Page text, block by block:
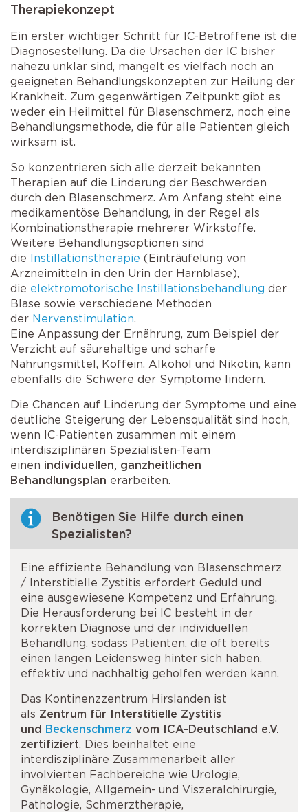
Therapiekonzept
Ein erster wichtiger Schritt für IC-Betroffene ist die
Diagnosestellung. Da die Ursachen der IC bisher
nahezu unklar sind, mangelt es vielfach noch an
geeigneten Behandlungskonzepten zur Heilung der
Krankheit. Zum gegenwärtigen Zeitpunkt gibt es
weder ein Heilmittel für Blasenschmerz, noch eine
Behandlungsmethode, die für alle Patienten gleich
wirksam ist.
So konzentrieren sich alle derzeit bekannten
Therapien auf die Linderung der Beschwerden
durch den Blasenschmerz. Am Anfang steht eine
medikamentöse Behandlung, in der Regel als
Kombinationstherapie mehrerer Wirkstoffe.
Weitere Behandlungsoptionen sind
die Instillationstherapie (Einträufelung von
Arzneimitteln in den Urin der Harnblase),
die elektromotorische Instillationsbehandlung der
Blase sowie verschiedene Methoden
der Nervenstimulation
Eine Anpassung der Ernährung, zum Beispiel der
Verzicht auf säurehaltige und scharfe
Nahrungsmittel, Koffein, Alkohol und Nikotin, kann
ebenfalls die Schwere der Symptome lindern.
Die Chancen auf Linderung der Symptome und eine
deutliche Steigerung der Lebensqualität sind hoch,
wenn IC-Patienten zusammen mit einem
interdisziplinären Spezialisten-Team
einen individuellen, ganzheitlichen
Behandlungsplan erarbeiten.
Benötigen Sie Hilfe durch einen
Spezialisten?
Eine effiziente Behandlung von Blasenschmerz
/ Interstitielle Zystitis erfordert Geduld und
eine ausgewiesene Kompetenz und Erfahrung.
Die Herausforderung bei IC besteht in der
korrekten Diagnose und der individuellen
Behandlung, sodass Patienten, die oft bereits
einen langen Leidensweg hinter sich haben,
effektiv und nachhaltig geholfen werden kann.
Das Kontinenzzentrum Hirslanden ist
als Zentrum für Interstitielle Zystitis
und Beckenschmerz vom ICA-Deutschland e.V.
zertifiziert . Dies beinhaltet eine
interdisziplinäre Zusammenarbeit aller
involvierten Fachbereiche wie Urologie,
Gynäkologie, Allgemein- und Viszeralchirurgie,
Pathologie, Schmerztherapie,